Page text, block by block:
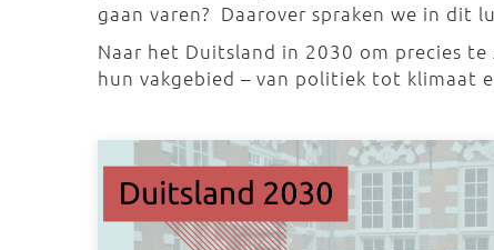
gaan varen? Daarover spraken we in dit
Naar het Duitsland in 2030 om precies
hun vakgebied – van politiek tot klimaat